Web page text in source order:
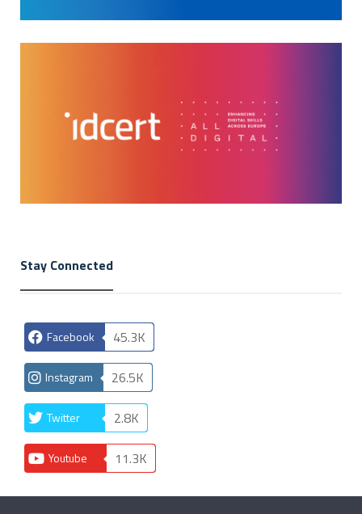
Stay Connected
Facebook 45.3K
Instagram 26.5K
Twitter 2.8K
Youtube 11.3K